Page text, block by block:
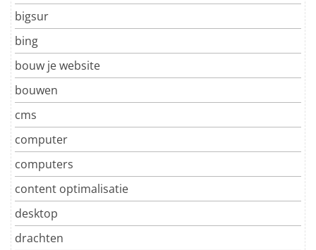
bigsur
bing
bouw je website
bouwen
cms
computer
computers
content optimalisatie
desktop
drachten